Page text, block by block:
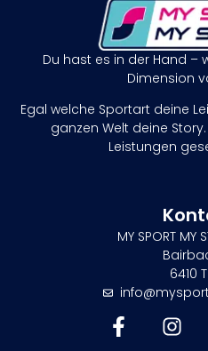
Du hast es in der Hand –
Dimension
Egal welche Sportart deine
ganzen Welt deine
Leistungen
MY SPORT MY
6410